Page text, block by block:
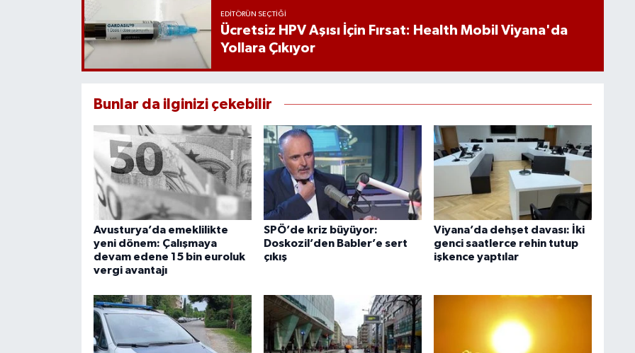
EDITÖRÜN SEÇTIĞI
Ücretsiz HPV Aşısı İçin Fırsat: Health Mobil Viyana'da
Yollara Çıkıyor
Bunlar da ilginizi çekebilir
Avusturya’da emeklilikte
yeni dönem: Çalışmaya
devam edene 15 bin euroluk
vergi avantajı
SPÖ’de kriz büyüyor:
Doskozil’den Babler’e sert
çıkış
Viyana’da dehşet davası: İki
genci saatlerce rehin tutup
işkence yaptılar